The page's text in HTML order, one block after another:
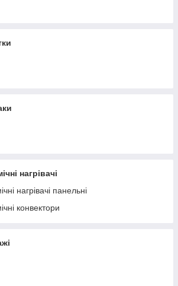
нагрівачі
нагрівачі панельні
конвектори